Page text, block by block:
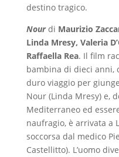
destino tragico.
Nourdi Maurizio
Linda Mresy, Valeria
Raffaella Rea. Il film
bambina di dieci anni,
duro viaggio per
Nour (Linda Mresy) e,
Mediterraneo ed
naufragio, è arrivata a
soccorsa dal medico
Castellitto). L’uomo